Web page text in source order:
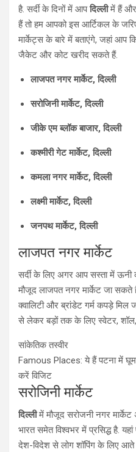
है. सर्दी के दिनों में आपदिल्लीमें हैं और
हैं तो हम आपको इस आर्टिकल के
मार्केट्स के बारे में बताएंगे, जहां आप
जैकेट और कोट खरीद सकते हैं.
लाजपत नगर मार्केट, दिल्ली
सरोजिनी मार्केट, दिल्ली
जीके एम ब्लॉक बाजार, दिल्ली
कश्मीरी गेट मार्केट, दिल्ली
कमला नगर मार्केट, दिल्ली
लक्ष्मी मार्केट, दिल्ली
जनपथ मार्केट, दिल्ली
लाजपत नगर मार्केट
सर्दी के लिए अगर आप सस्ता में ऊनी
मौजूद लाजपत नगर मार्केट जा सकते
क्वालिटी और ब्रांडेट गर्म कपड़े मिल
से लेकर बड़ों तक के लिए स्वेटर,
सांकेतिक तस्वीर
Famous Places: ये हैं पटना में
करें विजिट
सरोजिनी मार्केट
दिल्लीमें मौजूद सरोजनी नगर मार्केट
भारत समेत विश्वभर में प्रसिद्ध है.
देश-विदेश से लोग शॉपिंग के लिए आते